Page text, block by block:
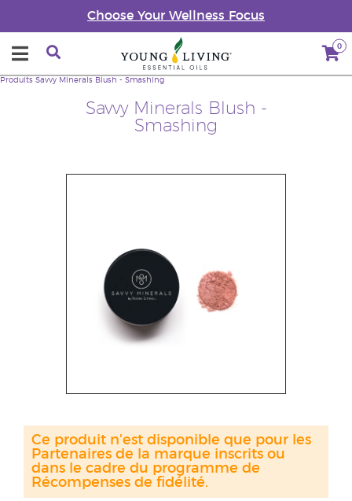
Choose Your Wellness Focus
0
Savvy Minerals Blush -
Smashing
Produits Savvy Minerals Blush - Smashing
Ce produit n'est disponible que pour les
Partenaires de la marque inscrits ou
dans le cadre du programme de
Récompenses de fidélité.